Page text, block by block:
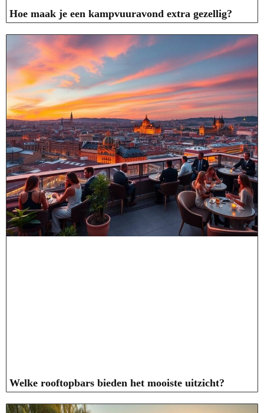
Hoe maak je een kampvuuravond extra gezellig?
Welke rooftopbars bieden het mooiste uitzicht?